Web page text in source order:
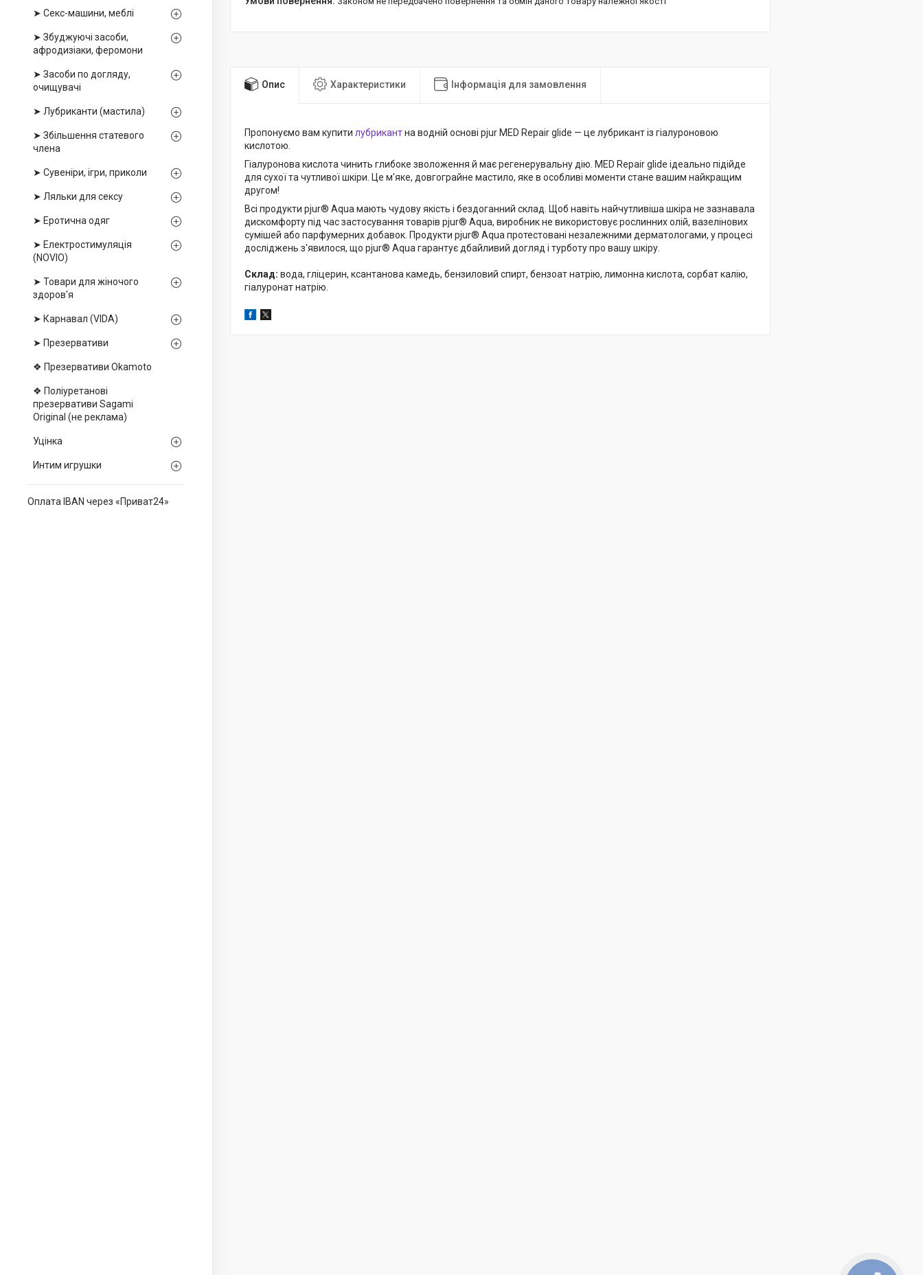
➤ Секс-машини, меблі
➤ Збуджуючі засоби,
афродизіаки, феромони
➤ Засоби по догляду,
очищувачі
➤ Лубриканти (мастила)
➤ Збільшення статевого
члена
➤ Сувеніри, ігри, приколи
➤ Ляльки для сексу
➤ Еротична одяг
➤ Електростимуляція
(NOVIO)
➤ Товари для жіночого
здоров'я
➤ Карнавал (VIDA)
➤ Презервативи
❖ Презервативи Okamoto
❖ Поліуретанові
презервативи Sagami
Оriginal (не реклама)
Уцінка
Интим игрушки
Оплата IBAN через «Приват24»
Опис Характеристики Інформація для замовлення
Пропонуємо вам купити лубрикантна водній основі pjur MED Repair glide — це лубрикант із гіалуроновою
кислотою.
Гіалуронова кислота чинить глибоке зволоження й має регенерувальну дію. MED Repair glide ідеально підійде
для сухої та чутливої шкіри. Це м'яке, довгограйне мастило, яке в особливі моменти стане вашим найкращим
другом!
Всі продукти pjur® Aqua мають чудову якість і бездоганний склад. Щоб навіть найчутливіша шкіра не зазнавала
дискомфорту під час застосування товарів pjur® Aqua, виробник не використовує рослинних олій, вазелінових
сумішей або парфумерних добавок. Продукти pjur® Aqua протестовані незалежними дерматологами, у процесі
досліджень з'явилося, що pjur® Aqua гарантує дбайливий догляд і турботу про вашу шкіру.
Склад: вода, гліцерин, ксантанова камедь, бензиловий спирт, бензоат натрію, лимонна кислота, сорбат калію,
гіалуронат натрію.